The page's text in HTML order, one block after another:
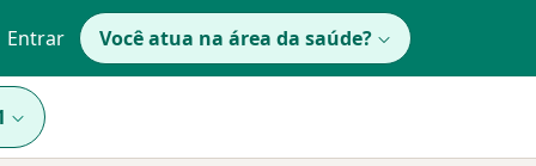
Entrar Você atua na área da saúde?